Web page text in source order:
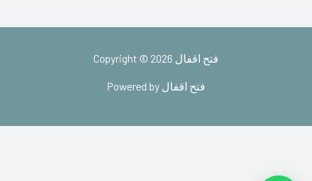
Copyright © 2026 فتح اقفال
Powered by فتح اقفال